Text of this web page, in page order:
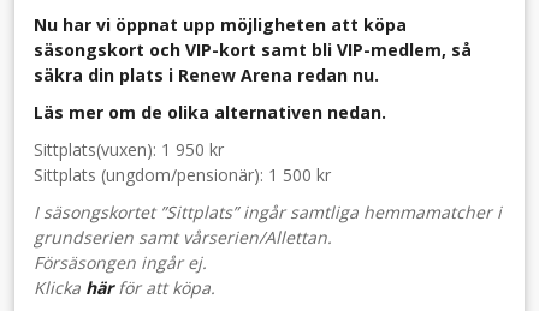
Nu har vi öppnat upp möjligheten att köpa
säsongskort och VIP-kort samt bli VIP-medlem, så
säkra din plats i Renew Arena redan nu.
Läs mer om de olika alternativen nedan.
Sittplats(vuxen): 1 950 kr
Sittplats (ungdom/pensionär): 1 500 kr
I säsongskortet ”Sittplats” ingår samtliga hemmamatcher i
grundserien samt vårserien/Allettan.
Försäsongen ingår ej.
Klicka här för att köpa.